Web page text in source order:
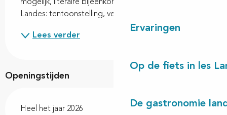
Ervaringen
Op de fiets in les
De gastronomie
mogelijk, literaire bijeenkomsten. Zijn foto's op de
Landes: tentoonstelling, verkoop....
Lees verder
Openingstijden
Heel het jaar 2026